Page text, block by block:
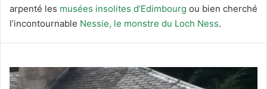
arpenté les musées insolites d’Edimbourg ou bien cherché
l’incontournable Nessie, le monstre du Loch Ness.